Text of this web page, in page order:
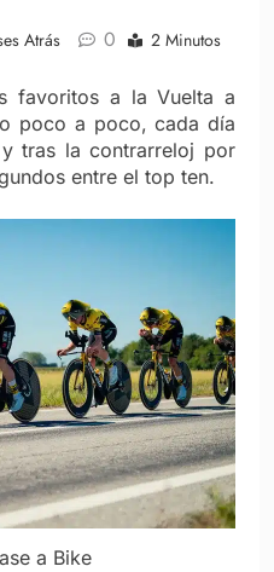
Atrás 0 2 Minutos
favoritos a la Vuelta a
poco a poco, cada día
tras la contrarreloj por
entre el top ten.
a Bike